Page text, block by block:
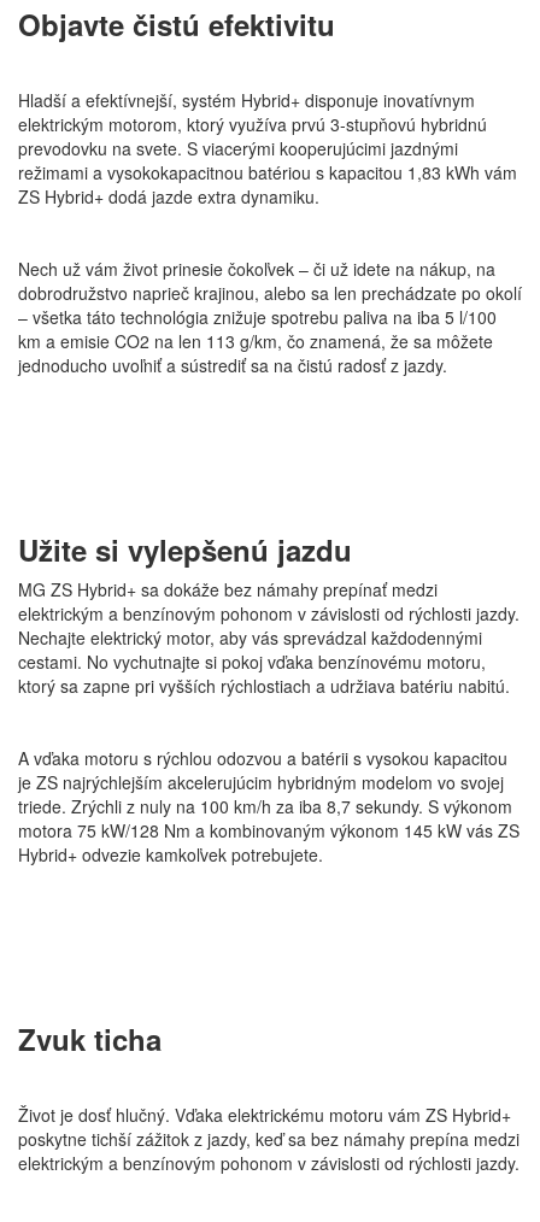
Objavte čistú efektivitu
Hladší a efektívnejší, systém Hybrid+ disponuje inovatívnym
elektrickým motorom, ktorý využíva prvú 3-stupňovú hybridnú
prevodovku na svete. S viacerými kooperujúcimi jazdnými
režimami a vysokokapacitnou batériou s kapacitou 1,83 kWh vám
ZS Hybrid+ dodá jazde extra dynamiku.
Nech už vám život prinesie čokoľvek – či už idete na nákup, na
dobrodružstvo naprieč krajinou, alebo sa len prechádzate po okolí
– všetka táto technológia znižuje spotrebu paliva na iba 5 l/100
km a emisie CO2 na len 113 g/km, čo znamená, že sa môžete
jednoducho uvoľniť a sústrediť sa na čistú radosť z jazdy.
Užite si vylepšenú jazdu
MG ZS Hybrid+ sa dokáže bez námahy prepínať medzi
elektrickým a benzínovým pohonom v závislosti od rýchlosti jazdy.
Nechajte elektrický motor, aby vás sprevádzal každodennými
cestami. No vychutnajte si pokoj vďaka benzínovému motoru,
ktorý sa zapne pri vyšších rýchlostiach a udržiava batériu nabitú.
A vďaka motoru s rýchlou odozvou a batérii s vysokou kapacitou
je ZS najrýchlejším akcelerujúcim hybridným modelom vo svojej
triede. Zrýchli z nuly na 100 km/h za iba 8,7 sekundy. S výkonom
motora 75 kW/128 Nm a kombinovaným výkonom 145 kW vás ZS
Hybrid+ odvezie kamkoľvek potrebujete.
Zvuk ticha
Život je dosť hlučný. Vďaka elektrickému motoru vám ZS Hybrid+
poskytne tichší zážitok z jazdy, keď sa bez námahy prepína medzi
elektrickým a benzínovým pohonom v závislosti od rýchlosti jazdy.